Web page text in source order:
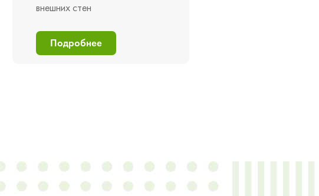
внешних стен
Подробнее